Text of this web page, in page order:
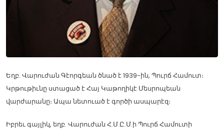
Եղբ. Վարուժան Գէորգեան ծնած է 1939-ին, Պուրճ Համուտ։
Կրթութիւնը ստացած է Հայ Կաթողիկէ Մեսրոպեան
վարժարանը։ Ապա նետուած է գործի ասպարէզ։
Իբրեւ գայլիկ, եղբ. Վարուժան Հ.Մ.Ը.Մ.ի Պուրճ Համուտի